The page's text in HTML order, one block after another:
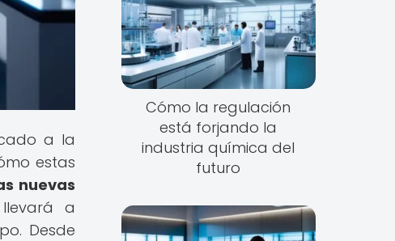
a la
estas
nuevas
a
Desde
Cómo la regulación
está forjando la
industria química del
futuro